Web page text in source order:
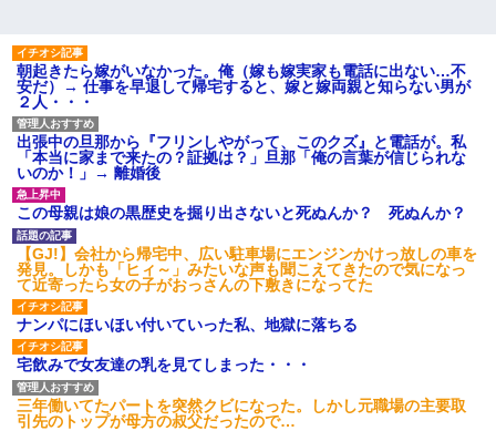
朝起きたら嫁がいなかった。俺（嫁も嫁実家も電話に出ない…不
安だ）→ 仕事を早退して帰宅すると、嫁と嫁両親と知らない男が
２人・・・
出張中の旦那から『フリンしやがって、このクズ』と電話が。私
「本当に家まで来たの？証拠は？」旦那「俺の言葉が信じられな
いのか！」→ 離婚後
この母親は娘の黒歴史を掘り出さないと死ぬんか？ 死ぬんか？
【GJ!】会社から帰宅中、広い駐車場にエンジンかけっ放しの車を
発見。しかも「ヒィ～」みたいな声も聞こえてきたので気になっ
て近寄ったら女の子がおっさんの下敷きになってた
ナンパにほいほい付いていった私、地獄に落ちる
宅飲みで女友達の乳を見てしまった・・・
三年働いてたパートを突然クビになった。しかし元職場の主要取
引先のトップが母方の叔父だったので…